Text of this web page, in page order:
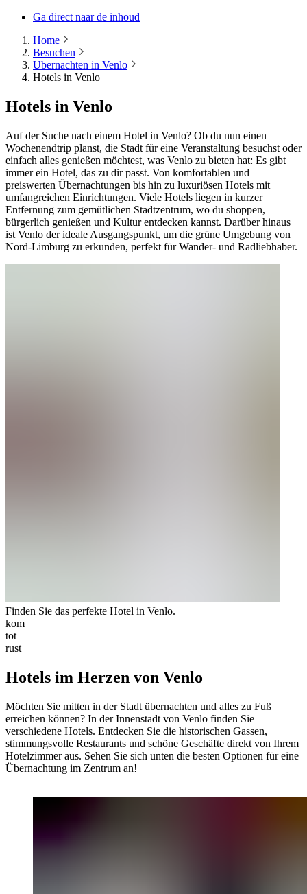
Ga direct naar de inhoud
Home
Besuchen
Ubernachten in Venlo
Hotels in Venlo
Hotels in Venlo
Auf der Suche nach einem Hotel in Venlo? Ob du nun einen
Wochenendtrip planst, die Stadt für eine Veranstaltung besuchst oder
einfach alles genießen möchtest, was Venlo zu bieten hat: Es gibt
immer ein Hotel, das zu dir passt. Von komfortablen und
preiswerten Übernachtungen bis hin zu luxuriösen Hotels mit
umfangreichen Einrichtungen. Viele Hotels liegen in kurzer
Entfernung zum gemütlichen Stadtzentrum, wo du shoppen,
bürgerlich genießen und Kultur entdecken kannst. Darüber hinaus
ist Venlo der ideale Ausgangspunkt, um die grüne Umgebung von
Nord-Limburg zu erkunden, perfekt für Wander- und Radliebhaber.
Finden Sie das perfekte Hotel in Venlo.
kom
tot
rust
Hotels im Herzen von Venlo
Möchten Sie mitten in der Stadt übernachten und alles zu Fuß
erreichen können? In der Innenstadt von Venlo finden Sie
verschiedene Hotels. Entdecken Sie die historischen Gassen,
stimmungsvolle Restaurants und schöne Geschäfte direkt von Ihrem
Hotelzimmer aus. Sehen Sie sich unten die besten Optionen für eine
Übernachtung im Zentrum an!